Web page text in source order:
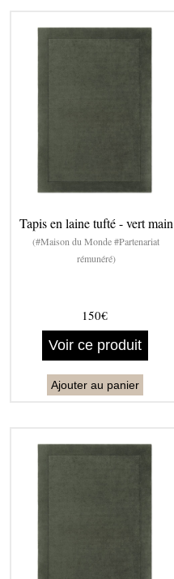
Tapis en laine tufté - vert main
(#Maison du Monde #Partenariat
rémunéré)
150€
Voir ce produit
Ajouter au panier